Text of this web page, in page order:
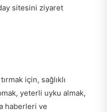
sitesini ziyaret
için, sağlıklı
yeterli uyku almak,
haberleri ve